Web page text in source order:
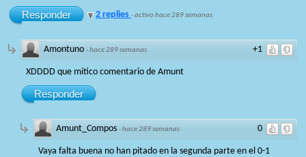
Responder 2 replies ·activo hace 289 semanas
+1
Amontuno ·hace 289 semanas
XDDDD que mitico comentario de Amunt
Responder
0
Amunt_Compos ·hace 289 semanas
Vaya falta buena no han pitado en la segunda parte en el 0-1